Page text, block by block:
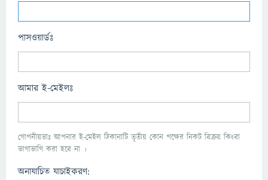
পাসওয়ার্ডঃ
আমার ই-মেইলঃ
গোপনীয়তাঃ আপনার ই-মেইল ঠিকানাটি তৃতীয় কোন পক্ষের নিকট বিক্রয় কিংবা
ভাগাভাগি করা হবে না ।
অনাযাচিত যাচাইকরণ: